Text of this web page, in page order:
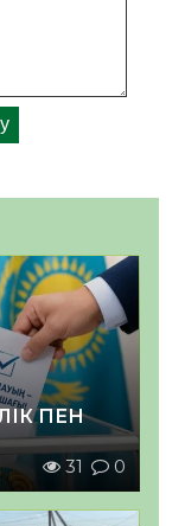
ПЕН
31 0